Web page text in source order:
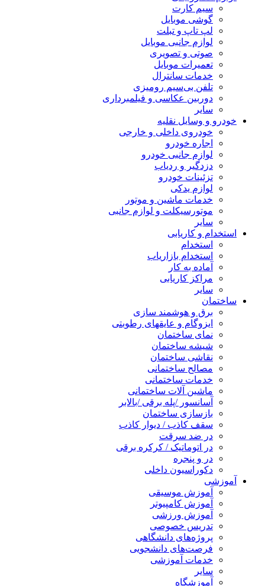
سیم کارت
گوشی موبایل
لپ تاپ و تبلت
لوازم جانبی موبایل
صوتی و تصویری
تعمیرات موبایل
خدمات سانترال
تلفن بی‌سیم رومیزی
دوربین عکاسی و فیلمبرداری
سایر
خودرو و وسایل نقلیه
خودروی داخلی و خارجی
اجاره خودرو
لوازم جانبی خودرو
دزدگیر و ردیاب
تزئینات خودرو
لوازم یدکی
خدمات ماشین و موتور
موتورسیکلت و لوازم جانبی
سایر
استخدام و کاریابی
استخدام
استخدام بازاریاب
آماده به کار
مراکز کاریابی
سایر
ساختمان
برق و هوشمند سازی
ایزوگام و عایقهای رطوبتی
نمای ساختمان
شیشه ساختمان
نقاشی ساختمان
مصالح ساختمانی
خدمات ساختمانی
ماشین آلات ساختمانی
آسانسور /پله برقی /بالابر
بازسازی ساختمان
سقف کاذب / دیوار کاذب
در ضد سرقت
در اتوماتیک / کرکره برقی
در و پنجره
دکوراسیون داخلی
آموزشی
آموزش موسیقی
آموزش کامپیوتر
آموزش ورزشی
تدریس خصوصی
پروژه‌های دانشگاهی
فرصت‌های دانشجویی
خدمات آموزشی
سایر
آموزشگاه